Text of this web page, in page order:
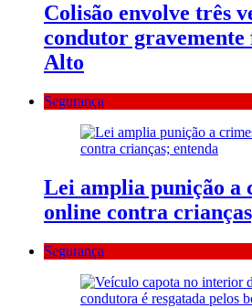
Colisão envolve três
condutor
Alto
Segurança
Lei amplia punição a
online contra
Segurança